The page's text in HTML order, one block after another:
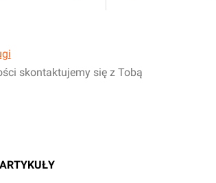
skontaktujemy się z Tobą